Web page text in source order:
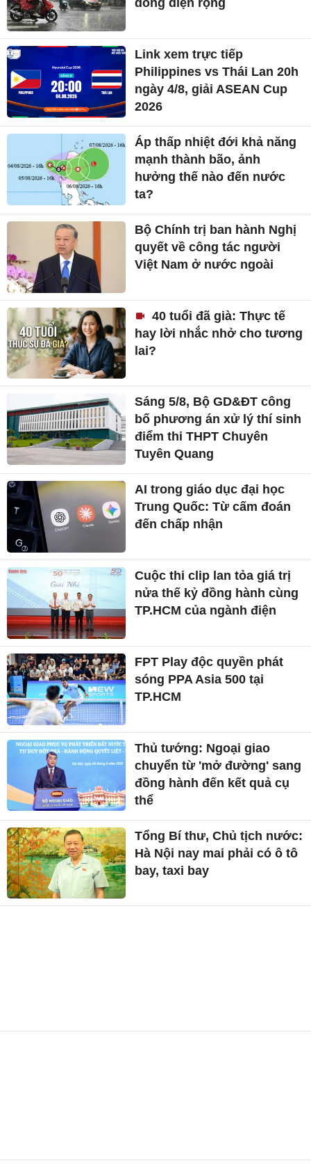
dông diện rộng
Link xem trực tiếp
Philippines vs Thái Lan 20h
ngày 4/8, giải ASEAN Cup
2026
Áp thấp nhiệt đới khả năng
mạnh thành bão, ảnh
hưởng thế nào đến nước
ta?
Bộ Chính trị ban hành Nghị
quyết về công tác người
Việt Nam ở nước ngoài
40 tuổi đã già: Thực tế
hay lời nhắc nhở cho tương
lai?
Sáng 5/8, Bộ GD&ĐT công
bố phương án xử lý thí sinh
điểm thi THPT Chuyên
Tuyên Quang
AI trong giáo dục đại học
Trung Quốc: Từ cấm đoán
đến chấp nhận
Cuộc thi clip lan tỏa giá trị
nửa thế kỷ đồng hành cùng
TP.HCM của ngành điện
FPT Play độc quyền phát
sóng PPA Asia 500 tại
TP.HCM
Thủ tướng: Ngoại giao
chuyển từ 'mở đường' sang
đồng hành đến kết quả cụ
thể
Tổng Bí thư, Chủ tịch nước:
Hà Nội nay mai phải có ô tô
bay, taxi bay